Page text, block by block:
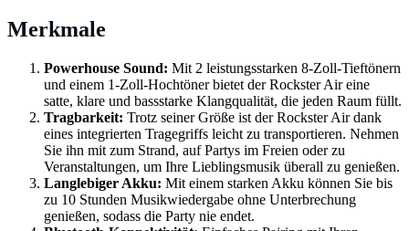
Merkmale
Powerhouse Sound: Mit 2 leistungsstarken 8-Zoll-Tieftönern
und einem 1-Zoll-Hochtöner bietet der Rockster Air eine
satte, klare und bassstarke Klangqualität, die jeden Raum füllt.
Tragbarkeit: Trotz seiner Größe ist der Rockster Air dank
eines integrierten Tragegriffs leicht zu transportieren. Nehmen
Sie ihn mit zum Strand, auf Partys im Freien oder zu
Veranstaltungen, um Ihre Lieblingsmusik überall zu genießen.
Langlebiger Akku: Mit einem starken Akku können Sie bis
zu 10 Stunden Musikwiedergabe ohne Unterbrechung
genießen, sodass die Party nie endet.